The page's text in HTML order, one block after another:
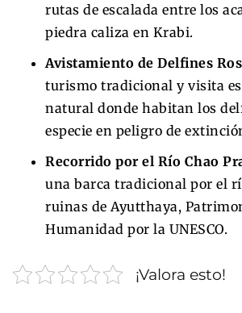
rutas de escalada entre los
piedra caliza en Krabi.
Avistamiento de Delfines
turismo tradicional y visita
natural donde habitan los
especie en peligro de
Recorrido por el Río Chao
una barca tradicional por el
ruinas de Ayutthaya,
Humanidad por la UNESCO.
¡Valora esto!